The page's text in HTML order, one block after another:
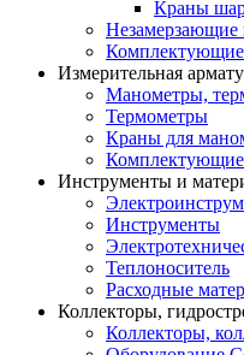
Краны
Незамерзающие
Комплектующие
Измерительная
Манометры,
Термометры
Краны для
Комплектующие
Инструменты и
Инструменты
Теплоноситель
Расходные
Коллекторы,
Коллекторы,